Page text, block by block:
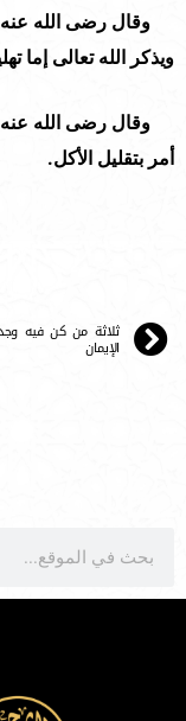
وقال رضى الله
ويذكر الله تعالى إما
وقال رضى الله عنه
أمر بتقليل الأكل.
ثلاثة من كن فيه
الإيمان